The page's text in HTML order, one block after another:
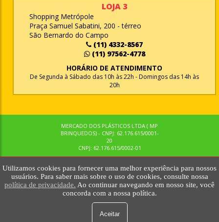
Utilizamos cookies para fornecer uma melhor experiência para nossos
usuários. Para saber mais sobre o uso de cookies, consulte nossa
política de privacidade. Ao continuar navegando em nosso site, você
concorda com a nossa política.
Aceitar
LOJA 3
Shopping Metrópole
Praça Samuel Sabatini, 200 - térreo
São Bernardo do Campo
(11) 4332-8567
(11) 97562-4778
HORÁRIO DE ATENDIMENTO
De Segunda à Sábado das 10h às 22h - Domingos das 14h às
20h
MERCADO DOS PLÁSTICOS LTDA ( MP
BRINQUEDOS) - CNPJ: 62.176.615/0001-
20
CNPJ: 62.176.615/0002-01
© MPBRINQUEDOS. TODOS OS DIREITOS RESERVADOS. MKTNOW